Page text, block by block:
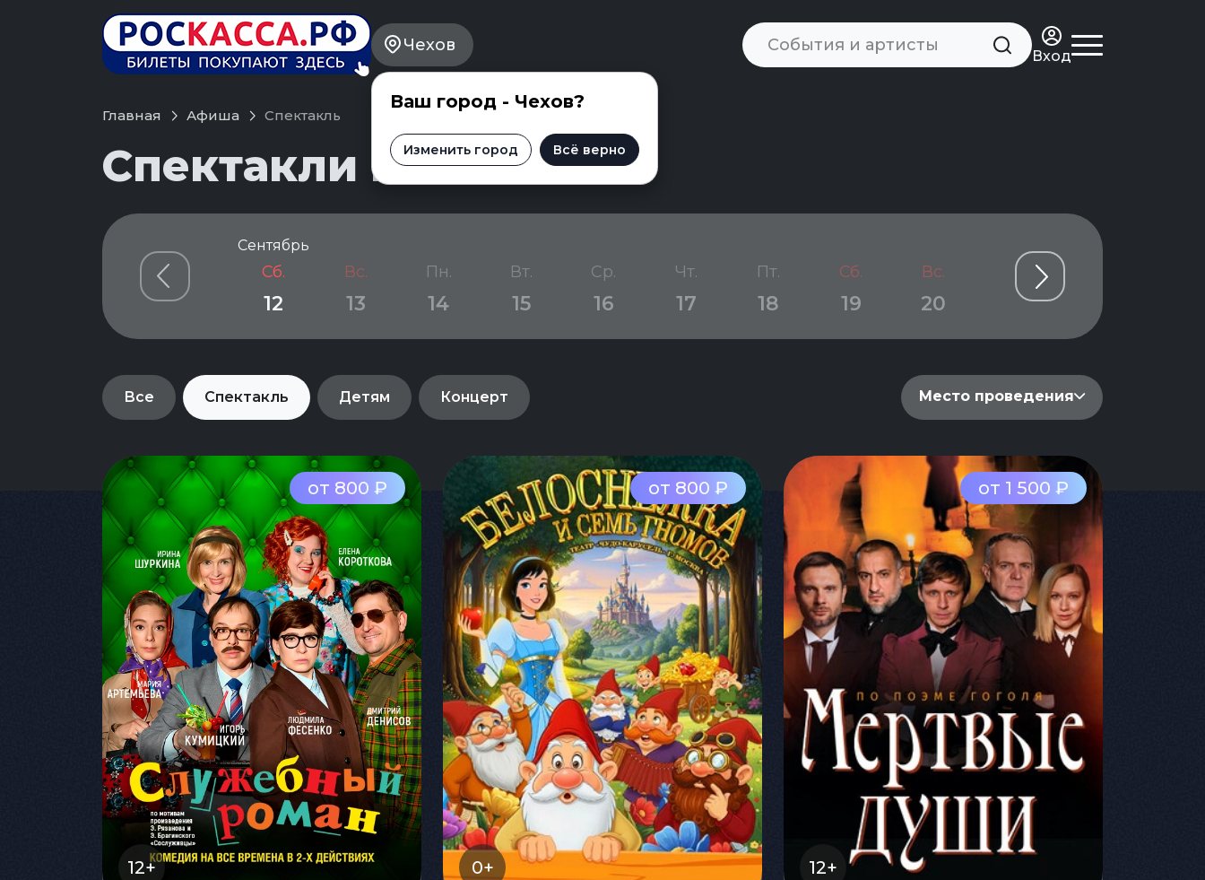
Чехов
Ваш город - Чехов?
Изменить город Всё верно
Вход
Главная Афиша Спектакль
Спектакли в Чехове
Сентябрь
Сб.
12
Вс.
13
Пн.
14
Вт.
15
Ср.
16
Чт.
17
Пт.
18
Сб.
19
Вс.
20
Пн.
21 22
Все Спектакль Детям Концерт Место проведения
от 800 ₽
12+
от 800 ₽
0+
от 1 500 ₽
12+